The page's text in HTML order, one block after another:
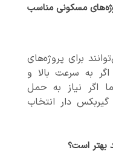
مسکونی مناسب
برای پروژه‌های
به سرعت بالا و
اگر نیاز به حمل
گیربکس دار انتخاب
بهتر است؟